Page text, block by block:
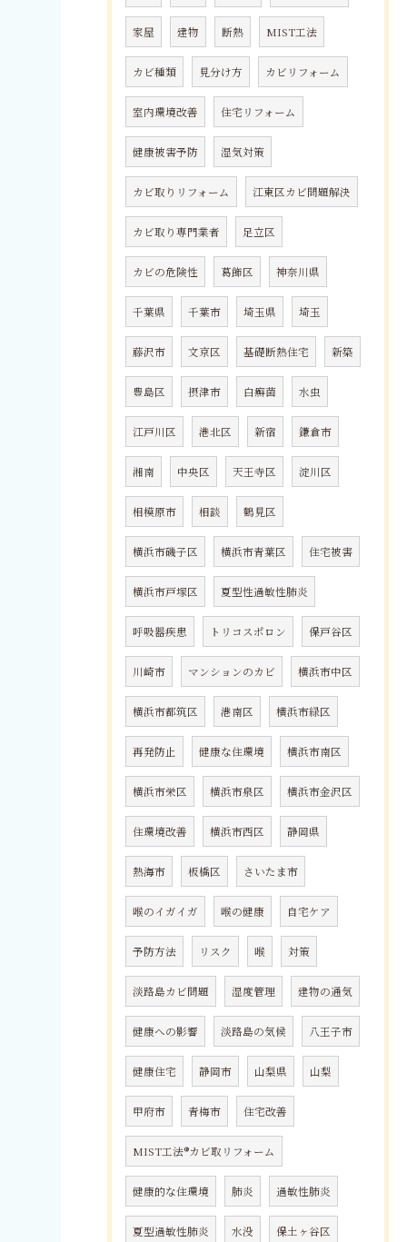
家屋 建物 断熱 MIST工法
カビ種類 見分け方 カビリフォーム
室内環境改善 住宅リフォーム
健康被害予防 湿気対策
カビ取りリフォーム 江東区カビ問題解決
カビ取り専門業者 足立区
カビの危険性 葛飾区 神奈川県
千葉県 千葉市 埼玉県 埼玉
藤沢市 文京区 基礎断熱住宅 新築
豊島区 摂津市 白癬菌 水虫
江戸川区 港北区 新宿 鎌倉市
湘南 中央区 天王寺区 淀川区
相模原市 相談 鶴見区
横浜市磯子区 横浜市青葉区 住宅被害
横浜市戸塚区 夏型性過敏性肺炎
呼吸器疾患 トリコスポロン 保戸谷区
川崎市 マンションのカビ 横浜市中区
横浜市都筑区 港南区 横浜市緑区
再発防止 健康な住環境 横浜市南区
横浜市栄区 横浜市泉区 横浜市金沢区
住環境改善 横浜市西区 静岡県
熱海市 板橋区 さいたま市
喉のイガイガ 喉の健康 自宅ケア
予防方法 リスク 喉 対策
淡路島カビ問題 湿度管理 建物の通気
健康への影響 淡路島の気候 八王子市
健康住宅 静岡市 山梨県 山梨
甲府市 青梅市 住宅改善
MIST工法®カビ取リフォーム
健康的な住環境 肺炎 過敏性肺炎
夏型過敏性肺炎 水没 保土ヶ谷区